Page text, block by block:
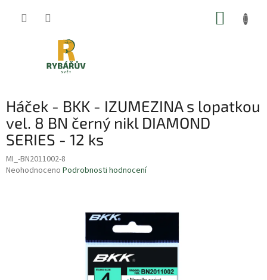
Háček - BKK - IZUMEZINA s lopatkou
vel. 8 BN černý nikl DIAMOND
SERIES - 12 ks
MI_-BN2011002-8
Průměrné
Neohodnoceno Podrobnosti hodnocení